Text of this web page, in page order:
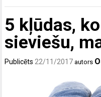
5 kļūdas,
sieviešu,
Publicēts 22/11/2017 autors